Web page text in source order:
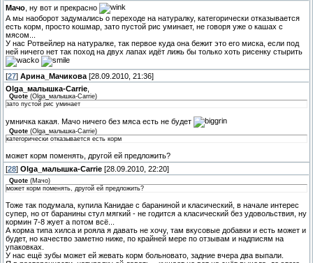
Мачо , ну вот и прекрасно
А мы наоборот задумались о переходе на натуралку, категорически отказывается
есть корм, просто кошмар, зато пустой рис уминает, не говоря уже о кашах с
мясом...
У нас Ротвейлер на натуралке, так первое куда она бежит это его миска, если под
ней ничего нет так поход на двух лапах идёт лижь бы только хоть рисенку стырить
[27] Арина_Мачикова [28.09.2010, 21:36]
Olga_малышка-Carrie
Quote (Olga_малышка-Carrie)
зато пустой рис уминает
умничка какая. Мачо ничего без мяса есть не будет
Quote (Olga_малышка-Carrie)
категорически отказывается есть корм
может корм поменять, другой ей предложить?
[28] Olga_малышка-Carrie [28.09.2010, 22:20]
Quote (Мачо)
может корм поменять, другой ей предложить?
Тоже так подумала, купила Канидае с бараниной и класический, в начале интерес
супер, но от баранины стул мягкий - не годится а класический без удовольствия, ну
кормин 7-8 жует а потом всё...
А корма типа хилса и рояла я давать не хочу, там вкусовые добавки и есть может и
будет, но качество заметно ниже, по крайней мере по отзывам и надписям на
упаковках.
У нас ещё зубы может ей жевать корм больновато, задние вчера два выпали.